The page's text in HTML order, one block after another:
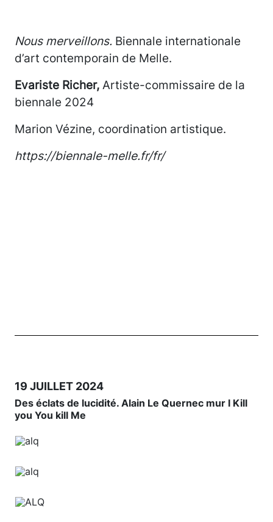
Nous merveillons. Biennale internationale
d’art contemporain de Melle.
Evariste Richer, Artiste-commissaire de la
biennale 2024
Marion Vézine, coordination artistique.
https://biennale-melle.fr/fr/
19 JUILLET 2024
Des éclats de lucidité. Alain Le Quernec mur I Kill
you You kill Me